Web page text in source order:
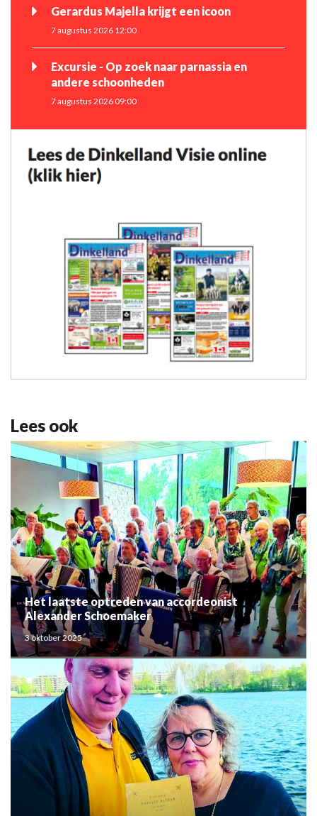
Gerardus Majella krijgt een icoon
7 augustus 2026 12:00
Excursie - Op zoek naar parnassia en
andere schoonheden
7 augustus 2026 09:00
Lees ook
Het laatste optreden van accordeonist
Alexander Schoemaker
3 oktober 2025